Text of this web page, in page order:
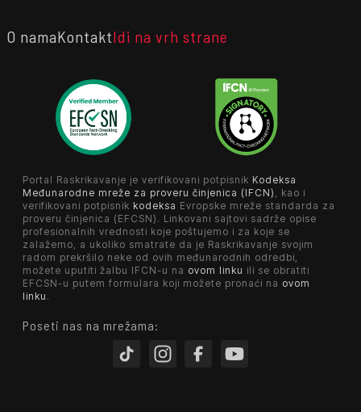
O namaKontaktIdi na vrh strane
Portal Raskrikavanje je verifikovani potpisnik Kodeksa
Međunarodne mreže za proveru činjenica (IFCN)
, kao i
verifikovani potpisnik kodeksa Evropske mreže standarda za
proveru činjenica (EFCSN). Linkovani sajtovi sadrže opise
profesionalnih vrednosti koje poštujemo i za koje se
zalažemo, a ukoliko smatrate da je Raskrikavanje svojim
radom prekršilo neke od ovih međunarodnih odredbi,
možete uputiti žalbu IFCN-u na ovom linku ili se obratiti
EFCSN-u putem formulara koji možete pronaći na ovom
linku .
Poseti nas na mrežama: